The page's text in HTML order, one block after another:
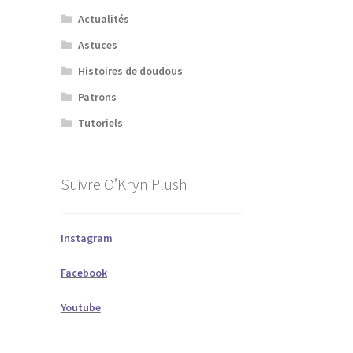
Actualités
Astuces
Histoires de doudous
Patrons
Tutoriels
Suivre O’Kryn Plush
Instagram
Facebook
Youtube